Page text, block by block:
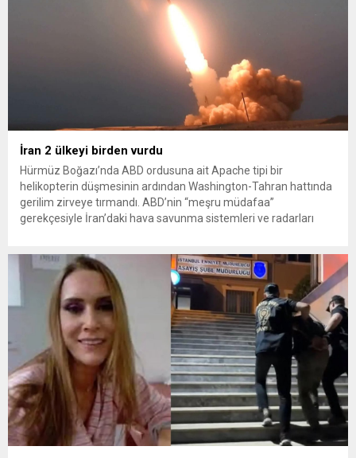
İran 2 ülkeyi birden vurdu
Hürmüz Boğazı’nda ABD ordusuna ait Apache tipi bir
helikopterin düşmesinin ardından Washington-Tahran hattında
gerilim zirveye tırmandı. ABD’nin “meşru müdafaa”
gerekçesiyle İran’daki hava savunma sistemleri ve radarları
yeni bir ABD saldırısına anında yanıt verileceğini duyurdu....